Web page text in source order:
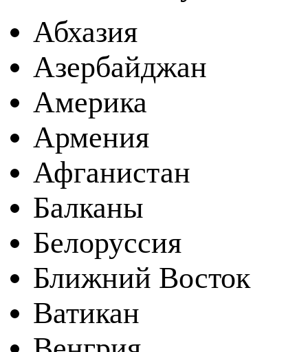
Абхазия
Азербайджан
Америка
Армения
Афганистан
Балканы
Белоруссия
Ближний Восток
Ватикан